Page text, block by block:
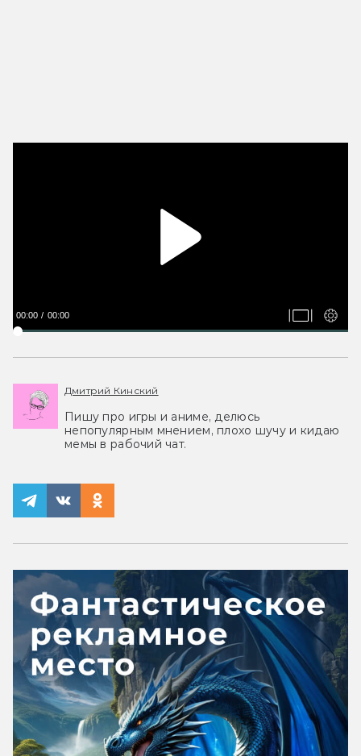
00:00 00:00
Дмитрий Кинский
Пишу про игры и аниме, делюсь
непопулярным мнением, плохо шучу и кидаю
мемы в рабочий чат.